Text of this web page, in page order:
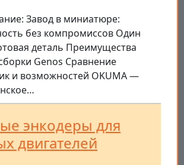
Завод в миниатюре:
без компромиссов Один
деталь Преимущества
Genos Сравнение
и возможностей OKUMA —
энкодеры для
двигателей